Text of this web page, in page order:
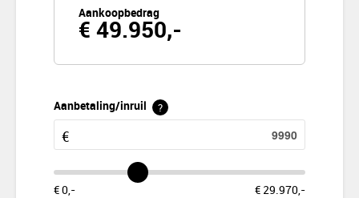
Aankoopbedrag
€ 49.950,-
Aanbetaling/inruil ?
€ 0,-
€ 29.970,-